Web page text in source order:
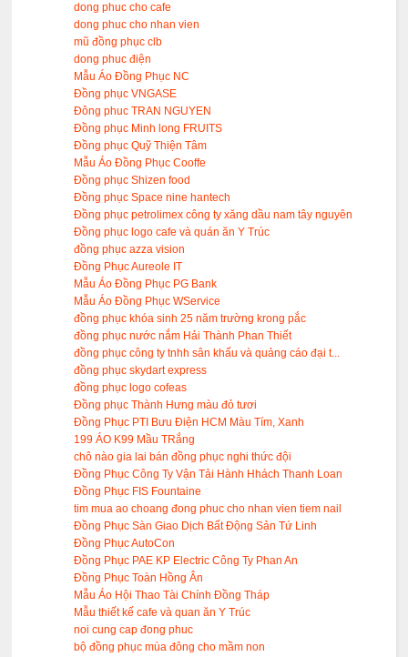
dong phuc cho cafe
dong phuc cho nhan vien
mũ đồng phục clb
dong phuc điện
Mẫu Áo Đồng Phục NC
Đồng phục VNGASE
Đông phuc TRAN NGUYEN
Đồng phục Minh long FRUITS
Đồng phục Quỹ Thiện Tâm
Mẫu Áo Đồng Phục Cooffe
Đồng phục Shizen food
Đồng phục Space nine hantech
Đồng phục petrolimex công ty xăng dầu nam tây nguyên
Đồng phục logo cafe và quán ăn Y Trúc
đồng phục azza vision
Đồng Phục Aureole IT
Mẫu Áo Đồng Phục PG Bank
Mẫu Áo Đồng Phục WService
đồng phục khóa sinh 25 năm trường krong pắc
đồng phục nước nắm Hải Thành Phan Thiết
đồng phục công ty tnhh sân khấu và quảng cáo đại t...
đồng phục skydart express
đồng phục logo cofeas
Đồng phục Thành Hưng màu đỏ tươi
Đồng Phục PTI Bưu Điện HCM Màu Tím, Xanh
199 ÁO K99 Mầu TRắng
chô nào gia lai bán đồng phục nghi thức đội
Đồng Phục Công Ty Vận Tải Hành Hhách Thanh Loan
Đồng Phục FIS Fountaine
tim mua ao choang đong phuc cho nhan vien tiem nail
Đồng Phục Sàn Giao Dịch Bất Động Sản Tứ Linh
Đồng Phục AutoCon
Đồng Phục PAE KP Electric Công Ty Phan An
Đồng Phục Toàn Hồng Ân
Mẫu Áo Hội Thao Tài Chính Đồng Tháp
Mẫu thiết kế cafe và quan ăn Y Trúc
noi cung cap đong phuc
bộ đồng phục mùa đông cho mầm non